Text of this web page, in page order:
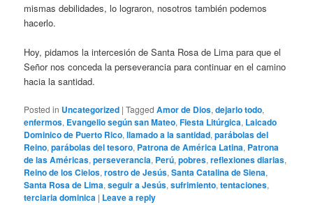
mismas debilidades, lo lograron, nosotros también podemos
hacerlo.
Hoy, pidamos la intercesión de Santa Rosa de Lima para que el
Señor nos conceda la perseverancia para continuar en el camino
hacia la santidad.
Posted in Uncategorized |Tagged Amor de Dios,dejarlo todo,
enfermos, Evangelio según san Mateo,Fiesta Litúrgica, Laicado
Dominico de Puerto Rico,llamado a la santidad,parábolas del
Reino,parábolas del tesoro, Patrona de América Latina, Patrona
de las Américas,perseverancia, Perú,pobres,reflexiones diarias,
Reino de los Cielos,rostro de Jesús,Santa Catalina de Siena,
Santa Rosa de Lima,seguir a Jesús,sufrimiento,tentaciones,
terciaria dominica | Leave a reply